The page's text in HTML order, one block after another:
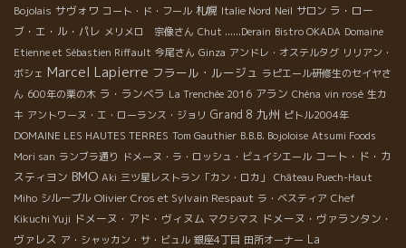
Bojolais サヴォワ コート・ド・フール 札幌 Italie Nord Neil サロン ラ・ロー
ブ・エ・ル・パレ メリメロ 宗像さん Chut ......Derain Bistro OKADA Domaine
Etienne et Sébastien Riffault 今尾さん Ginza アンドレ・オステルタグ リリアン・
ボシェ Marcel Lapierre フラール・ルージュ ラピエール研修生のセイヤさ
ん 600年の栗の木 ラ・ランベラ La Trenchée 2016 アラン Chéna vin rosé 生カ
キ アントワーヌ・エ・ローランス・ジョリ Grand 8 九州 ピトル2004年
DOMAINE LES HAUTES TERRES Tom Gauthier B.B.B. Bojoloise Atsumi Foods
Mori san ランブラ通り ドメーヌ・ラ・ロッシュ・ビュイシエール コート・ド・カ
スティヨン BMO Aki 三ツ星レストラン「カン・ロカ」
Château Puech-Haut
Miho シルーブル Olivier Cros et Sylvain Respaut ラ・ベスティア Chef
Kikuchi Yuji ドメーヌ・アド・ヴィヌム マクシマス ドメーヌ・ヴァランタン・
ヴァレス ア・シャッカン・サ・ビュル 銀座4丁目 田所オーナー La